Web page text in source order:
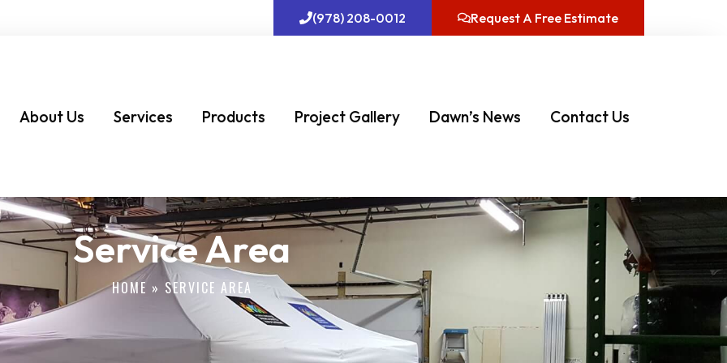
(978) 208-0012 Request A Free Estimate
About Us Services Products Project Gallery Dawn’s News Contact Us
Service Area
HOME » SERVICE AREA